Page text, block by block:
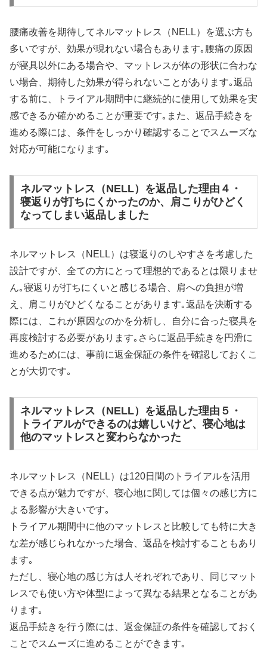
腰痛改善を期待してネルマットレス（NELL）を選ぶ方も
多いですが、効果が現れない場合もあります｡腰痛の原因
が寝具以外にある場合や、マットレスが体の形状に合わな
い場合、期待した効果が得られないことがあります｡返品
する前に、トライアル期間中に継続的に使用して効果を実
感できるか確かめることが重要です｡また、返品手続きを
進める際には、条件をしっかり確認することでスムーズな
対応が可能になります｡
ネルマットレス（NELL）を返品した理由４・
寝返りが打ちにくかったのか、肩こりがひどく
なってしまい返品しました
ネルマットレス（NELL）は寝返りのしやすさを考慮した
設計ですが、全ての方にとって理想的であるとは限りませ
ん｡寝返りが打ちにくいと感じる場合、肩への負担が増
え、肩こりがひどくなることがあります｡返品を決断する
際には、これが原因なのかを分析し、自分に合った寝具を
再度検討する必要があります｡さらに返品手続きを円滑に
進めるためには、事前に返金保証の条件を確認しておくこ
とが大切です｡
ネルマットレス（NELL）を返品した理由５・
トライアルができるのは嬉しいけど、寝心地は
他のマットレスと変わらなかった
ネルマットレス（NELL）は120日間のトライアルを活用
できる点が魅力ですが、寝心地に関しては個々の感じ方に
よる影響が大きいです｡
トライアル期間中に他のマットレスと比較しても特に大き
な差が感じられなかった場合、返品を検討することもあり
ます｡
ただし、寝心地の感じ方は人それぞれであり、同じマット
レスでも使い方や体型によって異なる結果となることがあ
ります｡
返品手続きを行う際には、返金保証の条件を確認しておく
ことでスムーズに進めることができます｡